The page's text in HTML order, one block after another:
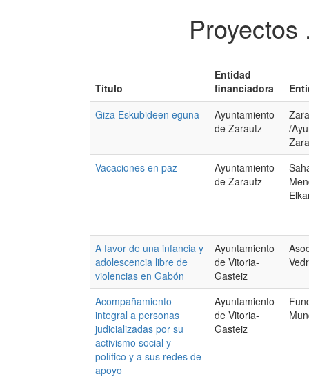
Título
Entidad
financiadora
Giza Eskubideen eguna
Ayuntamiento
de Zarautz
/
Vacaciones en paz
Ayuntamiento
de Zarautz
A favor de una infancia y
adolescencia libre de
violencias en Gabón
Ayuntamiento
de Vitoria-
Gasteiz
Acompañamiento
integral a personas
judicializadas por su
activismo social y
político y a sus redes de
apoyo
Ayuntamiento
de Vitoria-
Gasteiz